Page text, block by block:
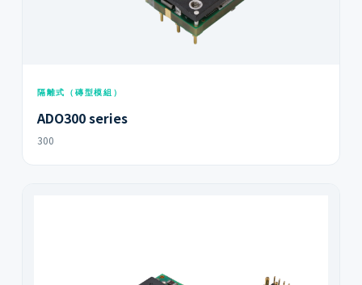
隔離式（磚型模組）
ADO300 series
300